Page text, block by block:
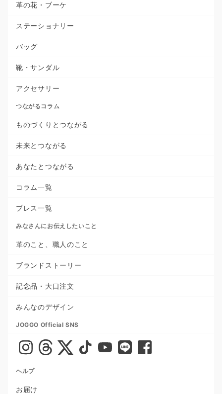
革の花・ブーケ
ステーショナリー
バッグ
靴・サンダル
アクセサリー
つながるコラム
ものづくりとつながる
未来とつながる
あなたとつながる
コラム一覧
プレス一覧
みなさんにお伝えしたいこと
革のこと、職人のこと
ブランドストーリー
記念品・大口注文
みんなのデザイン
JOGGO Official SNS
ヘルプ
お届け